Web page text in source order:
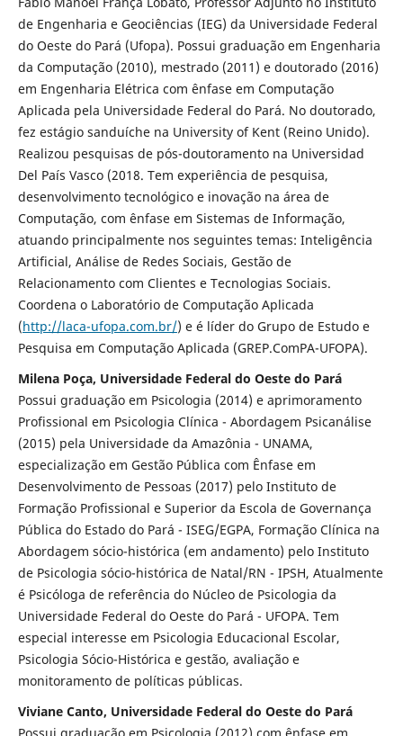
de Engenharia e Geociências (IEG) da Universidade Federal
do Oeste do Pará (Ufopa). Possui graduação em Engenharia
da Computação (2010), mestrado (2011) e doutorado (2016)
em Engenharia Elétrica com ênfase em Computação
Aplicada pela Universidade Federal do Pará. No doutorado,
fez estágio sanduíche na University of Kent (Reino Unido).
Realizou pesquisas de pós-doutoramento na Universidad
Del País Vasco (2018. Tem experiência de pesquisa,
desenvolvimento tecnológico e inovação na área de
Computação, com ênfase em Sistemas de Informação,
atuando principalmente nos seguintes temas: Inteligência
Artificial, Análise de Redes Sociais, Gestão de
Relacionamento com Clientes e Tecnologias Sociais.
Coordena o Laboratório de Computação Aplicada
(http://laca-ufopa.com.br/) e é líder do Grupo de Estudo e
Pesquisa em Computação Aplicada (GREP.ComPA-UFOPA).
Milena Poça, Universidade Federal do Oeste do Pará
Possui graduação em Psicologia (2014) e aprimoramento
Profissional em Psicologia Clínica - Abordagem Psicanálise
(2015) pela Universidade da Amazônia - UNAMA,
especialização em Gestão Pública com Ênfase em
Desenvolvimento de Pessoas (2017) pelo Instituto de
Formação Profissional e Superior da Escola de Governança
Pública do Estado do Pará - ISEG/EGPA, Formação Clínica na
Abordagem sócio-histórica (em andamento) pelo Instituto
de Psicologia sócio-histórica de Natal/RN - IPSH, Atualmente
é Psicóloga de referência do Núcleo de Psicologia da
Universidade Federal do Oeste do Pará - UFOPA. Tem
especial interesse em Psicologia Educacional Escolar,
Psicologia Sócio-Histórica e gestão, avaliação e
monitoramento de políticas públicas.
Viviane Canto, Universidade Federal do Oeste do Pará